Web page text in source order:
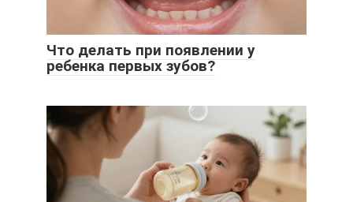
Что делать при появлении у
ребенка первых зубов?